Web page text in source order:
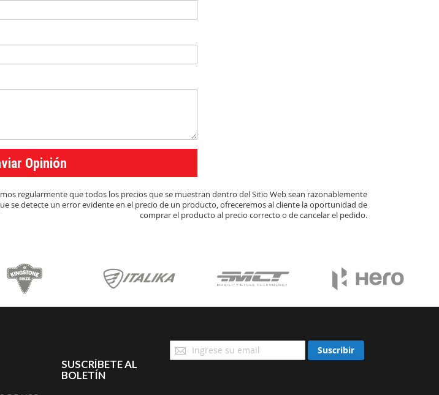
Opinión
regularmente que todos los precios que se muestran dentro del Sitio Web sean razonablemente
se detecte un error evidente en el precio de un producto, ofreceremos al cliente la oportunidad de
comprar el producto al precio correcto o de cancelar el pedido.
Suscríbase
a
Suscribir
SUSCRÍBETE AL
BOLETÍN